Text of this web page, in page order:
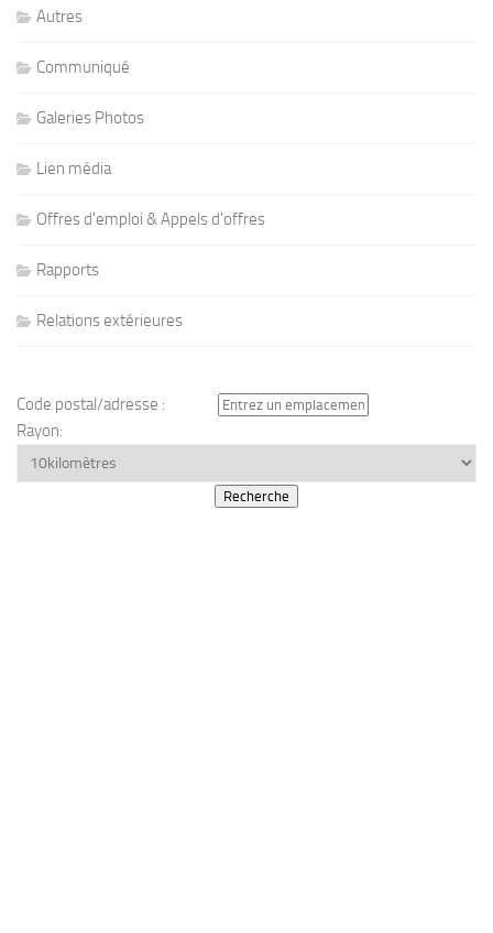
Autres
Communiqué
Galeries Photos
Lien média
Offres d'emploi & Appels d'offres
Rapports
Relations extérieures
Code postal/adresse :
Rayon: